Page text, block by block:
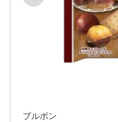
ブルボン